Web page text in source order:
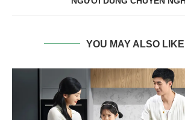
YOU MAY ALSO LIKE